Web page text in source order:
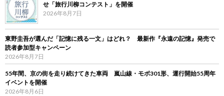
せ「旅行川柳コンテスト」を開催
2026年8月7日
東野圭吾が選んだ「記憶に残る一文」はどれ？ 最新作『永遠の記憶』発売で
読者参加型キャンペーン
2026年8月7日
55年間、京の街を走り続けてきた車両 嵐山線・モボ301形、運行開始55周年
イベントを開催
2026年8月6日